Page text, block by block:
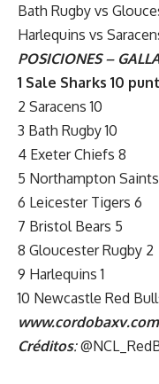
Bath Rugby vs
Harlequins vs
POSICIONES –
1 Sale Sharks 10
2 Saracens 10
3 Bath Rugby 10
4 Exeter Chiefs 8
5 Northampton
6 Leicester Tigers 6
7 Bristol Bears 5
8 Gloucester Rugby 2
9 Harlequins 1
10 Newcastle Red
Créditos: